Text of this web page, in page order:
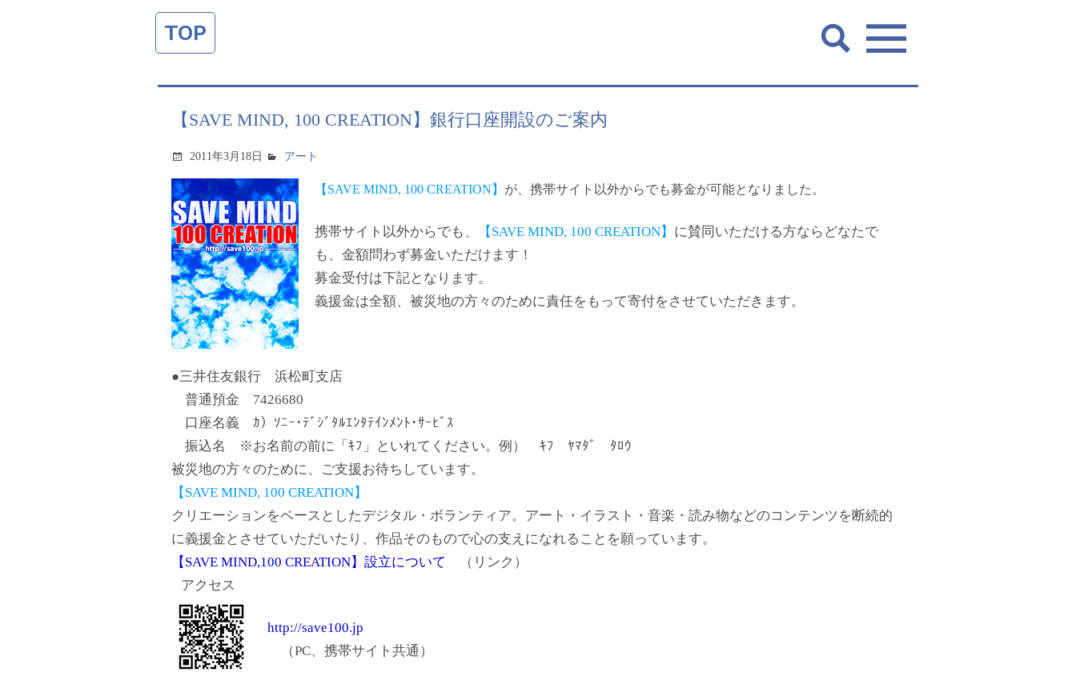
TOP
【SAVE MIND, 100 CREATION】銀行口座開設のご案内
2011年3月18日 アート
【SAVE MIND, 100 CREATION】 が、携帯サイト以外からでも募金が可能となりました。
携帯サイト以外からでも、 【SAVE MIND, 100 CREATION】 に賛同いただける方ならどなたで
も、金額問わず募金いただけます！
募金受付は下記となります。
義援金は全額、被災地の方々のために責任をもって寄付をさせていただきます。
●三井住友銀行 浜松町支店
普通預金 7426680
口座名義 ｶ）ｿﾆｰ･ﾃﾞｼﾞﾀﾙｴﾝﾀﾃｲﾝﾒﾝﾄ･ｻｰﾋﾞｽ
振込名 ※お名前の前に「ｷﾌ」といれてください。例） ｷﾌ ﾔﾏﾀﾞ ﾀﾛｳ
被災地の方々のために、ご支援お待ちしています。
【SAVE MIND, 100 CREATION】
クリエーションをベースとしたデジタル・ボランティア。アート・イラスト・音楽・読み物などのコンテンツを断続的
に義援金とさせていただいたり、作品そのもので心の支えになれることを願っています。
【SAVE MIND,100 CREATION】設立について （リンク）
アクセス
http://save100.jp
（PC、携帯サイト共通）